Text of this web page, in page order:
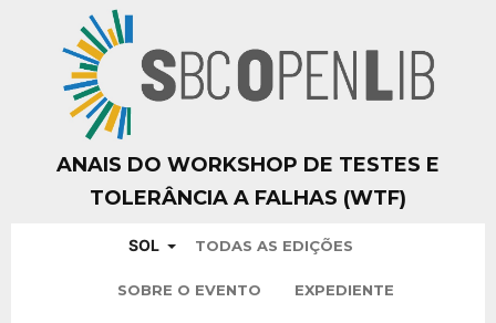
ANAIS DO WORKSHOP DE TESTES E
TOLERÂNCIA A FALHAS (WTF)
SOL TODAS AS EDIÇÕES
SOBRE O EVENTO EXPEDIENTE